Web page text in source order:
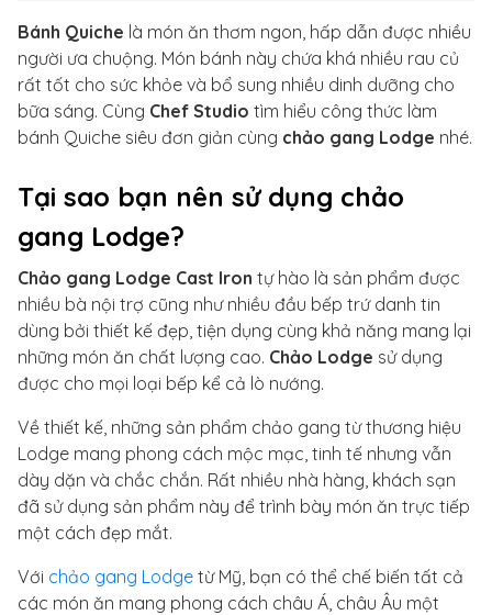
Bánh Quiche là món ăn thơm ngon, hấp dẫn được nhiều
người ưa chuộng. Món bánh này chứa khá nhiều rau củ
rất tốt cho sức khỏe và bổ sung nhiều dinh dưỡng cho
bữa sáng. Cùng Chef Studio tìm hiểu công thức làm
bánh Quiche siêu đơn giản cùng chảo gang Lodge nhé.
Tại sao bạn nên sử dụng chảo
gang Lodge?
Chảo gang Lodge Cast Iron tự hào là sản phẩm được
nhiều bà nội trợ cũng như nhiều đầu bếp trứ danh tin
dùng bởi thiết kế đẹp, tiện dụng cùng khả năng mang lại
những món ăn chất lượng cao. Chảo Lodge sử dụng
được cho mọi loại bếp kể cả lò nướng.
Về thiết kế, những sản phẩm chảo gang từ thương hiệu
Lodge mang phong cách mộc mạc, tinh tế nhưng vẫn
dày dặn và chắc chắn. Rất nhiều nhà hàng, khách sạn
đã sử dụng sản phẩm này để trình bày món ăn trực tiếp
một cách đẹp mắt.
Với chảo gang Lodge từ Mỹ, bạn có thể chế biến tất cả
các món ăn mang phong cách châu Á, châu Âu một